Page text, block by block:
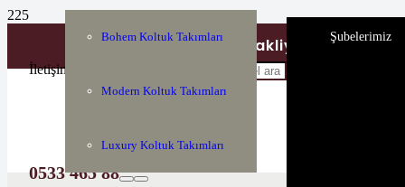
Tüm Türkiyeye Nakliye ve Montaj
İletişim
0533 465 88
Şubelerimiz
Bohem Koltuk Takımları
Modern Koltuk Takımları
Luxury Koltuk Takımları